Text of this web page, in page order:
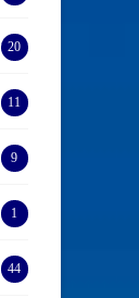
20
11
9
1
44